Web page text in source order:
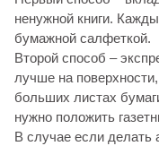
ненужной книги.
бумажной салфеткой.
Второй способ –
лучше на
больших листах
нужно положить
В случае если делать